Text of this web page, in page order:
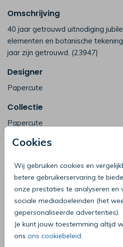
Cookies
Wij gebruiken cookies en
betere gebruikerservaring te
onze prestaties te analyseren en
sociale mediadoeleinden (het
gepersonaliseerde advertenties).
Je kunt jouw toestemming altijd
ons ons cookiebeleid
Omschrijving
40 jaar getrouwd uitnodiging
elementen en botanische
jaar zijn getrouwd. (23947)
Designer
Papercute
Collectie
Papercute
voor je